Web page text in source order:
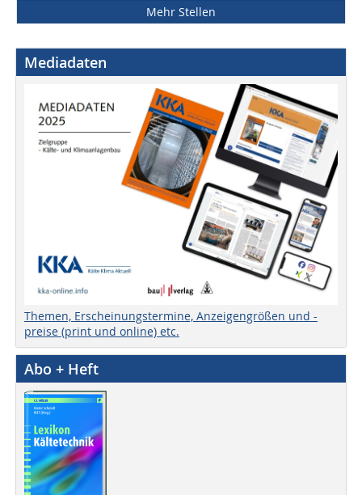
Mehr Stellen
Mediadaten
Themen, Erscheinungstermine, Anzeigengrößen und -
preise (print und online) etc.
Abo + Heft